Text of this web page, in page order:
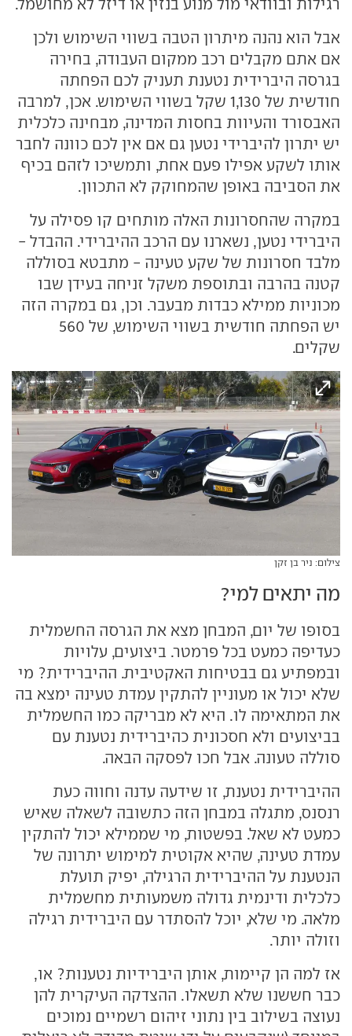
רגילות ובוודאי מול מנוע בנזין או דיזל לא מחושמל.
אבל הוא נהנה מיתרון הטבה בשווי השימוש ולכן
אם אתם מקבלים רכב ממקום העבודה, בחירה
בגרסה היברידית נטענת תעניק לכם הפחתה
חודשית של 1,130 שקל בשווי השימוש. אכן, למרבה
האבסורד והעיוות בחסות המדינה, מבחינה כלכלית
יש יתרון להיברידי נטען גם אם אין לכם כוונה לחבר
אותו לשקע אפילו פעם אחת, ותמשיכו לזהם בכיף
את הסביבה באופן שהמחוקק לא התכוון.
במקרה שהחסרונות האלה מותחים קו פסילה על
היברידי נטען, נשארנו עם הרכב ההיברידי. ההבדל -
מלבד חסרונות של שקע טעינה - מתבטא בסוללה
קטנה בהרבה ובתוספת משקל זניחה בעידן שבו
מכוניות ממילא כבדות מבעבר. וכן, גם במקרה הזה
יש הפחתה חודשית בשווי השימוש, של 560
שקלים.
צילום: ניר בן זקן
מה יתאים למי?
בסופו של יום, המבחן מצא את הגרסה החשמלית
כעדיפה כמעט בכל פרמטר. ביצועים, עלויות
ובמפתיע גם בבטיחות האקטיבית. ההיברידית? מי
שלא יכול או מעוניין להתקין עמדת טעינה ימצא בה
את המתאימה לו. היא לא מבריקה כמו החשמלית
בביצועים ולא חסכונית כהיברידית נטענת עם
סוללה טעונה. אבל חכו לפסקה הבאה.
ההיברידית נטענת, זו שידעה עדנה וחווה כעת
רנסנס, מתגלה במבחן הזה כתשובה לשאלה שאיש
כמעט לא שאל. בפשטות, מי שממילא יכול להתקין
עמדת טעינה, שהיא אקוטית למימוש יתרונה של
הנטענת על ההיברידית הרגילה, יפיק תועלת
כלכלית ודינמית גדולה משמעותית מחשמלית
מלאה. מי שלא, יוכל להסתדר עם היברידית רגילה
וזולה יותר.
אז למה הן קיימות, אותן היברידיות נטענות? או,
כבר חששנו שלא תשאלו. ההצדקה העיקרית להן
נעוצה בשילוב בין נתוני זיהום רשמיים נמוכים